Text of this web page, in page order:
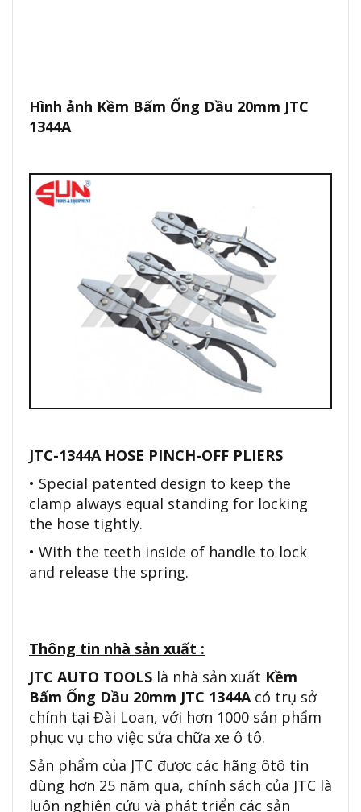
Hình ảnh Kềm Bấm Ống Dầu 20mm JTC
1344A
JTC-1344A HOSE PINCH-OFF PLIERS
• Special patented design to keep the
clamp always equal standing for locking
the hose tightly.
• With the teeth inside of handle to lock
and release the spring.
Thông tin nhà sản xuất :
JTC AUTO TOOLS là nhà sản xuất Kềm
Bấm Ống Dầu 20mm JTC 1344A có trụ sở
chính tại Đài Loan, với hơn 1000 sản phẩm
phục vụ cho việc sửa chữa xe ô tô.
Sản phẩm của JTC được các hãng ôtô tin
dùng hơn 25 năm qua, chính sách của JTC là
luôn nghiên cứu và phát triển các sản